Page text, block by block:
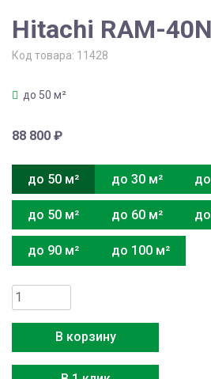
Hitachi RAM-
Код товара: 11428
до 50 м²
88 800 ₽
до 50 м² до 30 м²
до 50 м² до 60 м²
до 90 м² до 100 м²
Количество
товара
RAM-
40NP2E
В корзину